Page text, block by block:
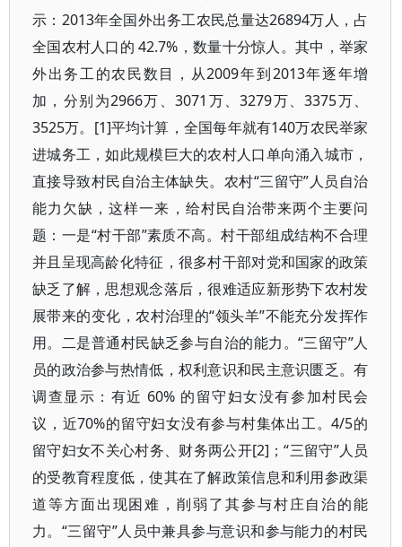
示：2013年全国外出务工农民总量达26894万人，占
全国农村人口的 42.7%，数量十分惊人。其中，举家
外出务工的农民数目，从2009年到2013年逐年增
加，分别为2966万、3071万、3279万、3375万、
3525万。[1]平均计算，全国每年就有140万农民举家
进城务工，如此规模巨大的农村人口单向涌入城市，
直接导致村民自治主体缺失。农村“三留守”人员自治
能力欠缺，这样一来，给村民自治带来两个主要问
题：一是“村干部”素质不高。村干部组成结构不合理
并且呈现高龄化特征，很多村干部对党和国家的政策
缺乏了解，思想观念落后，很难适应新形势下农村发
展带来的变化，农村治理的“领头羊”不能充分发挥作
用。二是普通村民缺乏参与自治的能力。“三留守”人
员的政治参与热情低，权利意识和民主意识匮乏。有
调查显示：有近 60% 的留守妇女没有参加村民会
议，近70%的留守妇女没有参与村集体出工。4/5的
留守妇女不关心村务、财务两公开[2]；“三留守”人员
的受教育程度低，使其在了解政策信息和利用参政渠
道等方面出现困难，削弱了其参与村庄自治的能
力。“三留守”人员中兼具参与意识和参与能力的村民